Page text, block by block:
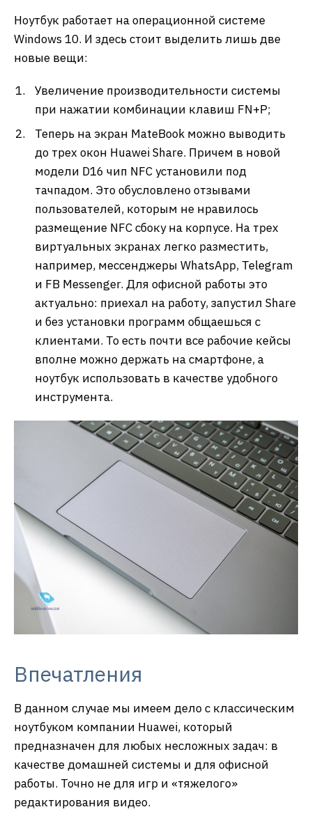
Ноутбук работает на операционной системе
Windows 10. И здесь стоит выделить лишь две
новые вещи:
Увеличение производительности системы
при нажатии комбинации клавиш FN+P;
Теперь на экран MateBook можно выводить
до трех окон Huawei Share. Причем в новой
модели D16 чип NFC установили под
тачпадом. Это обусловлено отзывами
пользователей, которым не нравилось
размещение NFC сбоку на корпусе. На трех
виртуальных экранах легко разместить,
например, мессенджеры WhatsApp, Telegram
и FB Messenger. Для офисной работы это
актуально: приехал на работу, запустил Share
и без установки программ общаешься с
клиентами. То есть почти все рабочие кейсы
вполне можно держать на смартфоне, а
ноутбук использовать в качестве удобного
инструмента.
Впечатления
В данном случае мы имеем дело с классическим
ноутбуком компании Huawei, который
предназначен для любых несложных задач: в
качестве домашней системы и для офисной
работы. Точно не для игр и «тяжелого»
редактирования видео.